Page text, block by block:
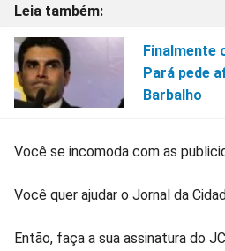
Finalmente
Pará pede
Barbalho
Você se incomoda com as
Você quer ajudar o Jornal da
Então, faça a sua assinatura do